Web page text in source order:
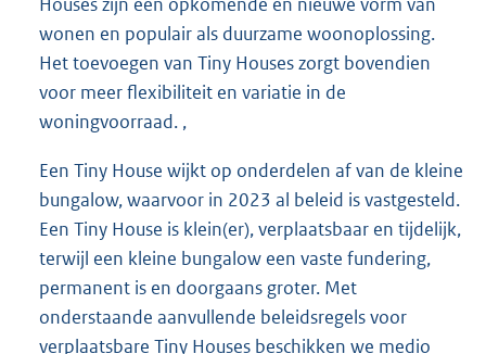
wonen en populair als duurzame woonoplossing.
Het toevoegen van Tiny Houses zorgt bovendien
voor meer flexibiliteit en variatie in de
woningvoorraad. ,
Een Tiny House wijkt op onderdelen af van de kleine
bungalow, waarvoor in 2023 al beleid is vastgesteld.
Een Tiny House is klein(er), verplaatsbaar en tijdelijk,
terwijl een kleine bungalow een vaste fundering,
permanent is en doorgaans groter. Met
onderstaande aanvullende beleidsregels voor
verplaatsbare Tiny Houses beschikken we medio